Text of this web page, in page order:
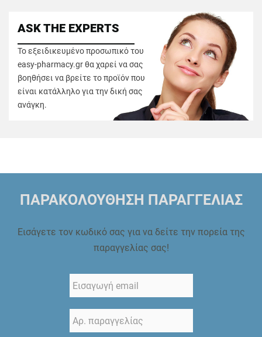
ASK THE EXPERTS
Το εξειδικευμένο προσωπικό του
easy-pharmacy.gr θα χαρεί να σας
βοηθήσει να βρείτε το προϊόν που
είναι κατάλληλο για την δική σας
ανάγκη.
ΠΑΡΑΚΟΛΟΥΘΗΣΗ ΠΑΡΑΓΓΕΛΙΑΣ
Εισάγετε τον κωδικό σας για να δείτε την πορεία της
παραγγελίας σας!